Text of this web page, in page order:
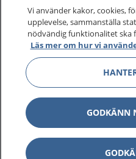
Vi använder kakor, cookies,
upplevelse, sammanställa
nödvändig funktionalitet ska
Läs mer om hur vi
GODKÄNN